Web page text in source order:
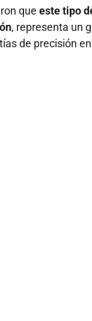
que este tipo
, representa un
de precisión